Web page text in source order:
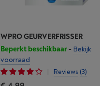
WPRO GEURVERFRISSER
Beperkt beschikbaar- Bekijk
voorraad
|
Reviews (3)